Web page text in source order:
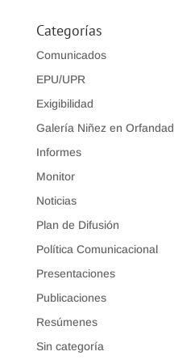
Categorías
Comunicados
EPU/UPR
Exigibilidad
Galería Niñez en Orfandad
Informes
Monitor
Noticias
Plan de Difusión
Política Comunicacional
Presentaciones
Publicaciones
Resúmenes
Sin categoría